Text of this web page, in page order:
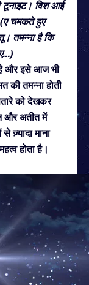
टूनाइट। विश आई
चमकते हुए
तमन्ना है कि
है और इसे आज भी
की तमन्ना होती
को देखकर
और अतीत में
ज़्यादा माना
होता है।